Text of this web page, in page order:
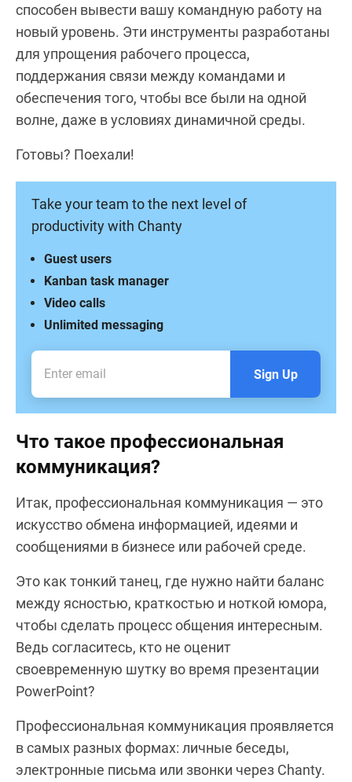
способен вывести вашу командную работу на
новый уровень. Эти инструменты разработаны
для упрощения рабочего процесса,
поддержания связи между командами и
обеспечения того, чтобы все были на одной
волне, даже в условиях динамичной среды.
Готовы? Поехали!
Take your team to the next level of
productivity with Chanty
Unlimited messaging
Video calls
Kanban task manager
Guest users
Sign Up
Что такое профессиональная
коммуникация?
Итак, профессиональная коммуникация — это
искусство обмена информацией, идеями и
сообщениями в бизнесе или рабочей среде.
Это как тонкий танец, где нужно найти баланс
между ясностью, краткостью и ноткой юмора,
чтобы сделать процесс общения интересным.
Ведь согласитесь, кто не оценит
своевременную шутку во время презентации
PowerPoint?
Профессиональная коммуникация проявляется
в самых разных формах: личные беседы,
электронные письма или звонки через Chanty.